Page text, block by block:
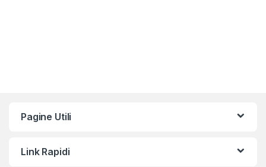
Pagine Utili
Link Rapidi